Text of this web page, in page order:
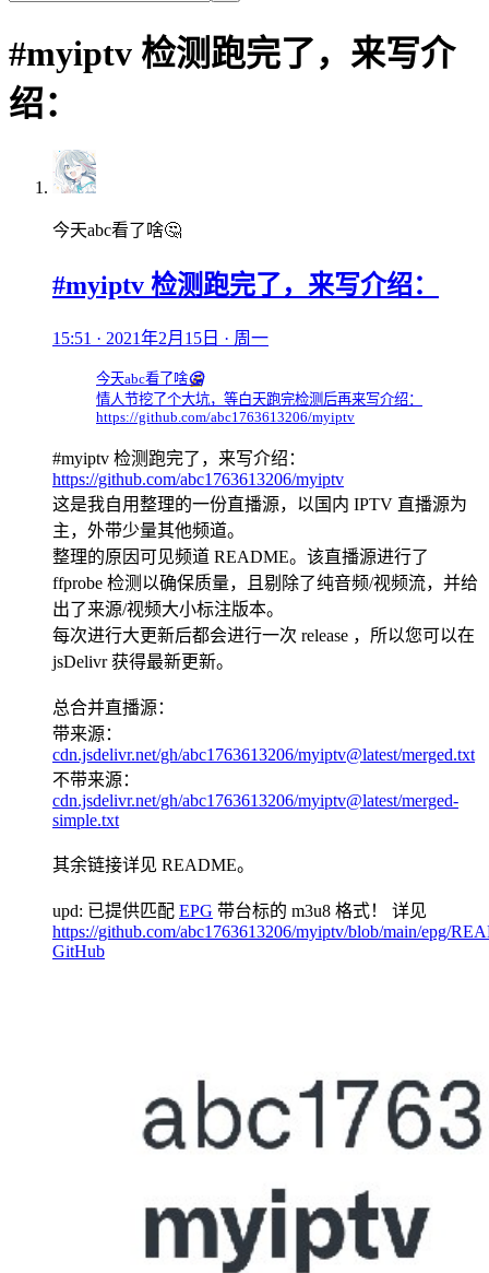
#myiptv 检测跑完了，来写介
绍：
今天abc看了啥🤔
#myiptv 检测跑完了，来写介绍：
15:51 · 2021年2月15日 · 周一
今天abc看了啥🤔
情人节挖了个大坑，等白天跑完检测后再来写介绍：
https://github.com/abc1763613206/myiptv
#myiptv 检测跑完了，来写介绍：
https://github.com/abc1763613206/myiptv
这是我自用整理的一份直播源，以国内 IPTV 直播源为
主，外带少量其他频道。
整理的原因可见频道 README。该直播源进行了
ffprobe 检测以确保质量，且剔除了纯音频/视频流，并给
出了来源/视频大小标注版本。
每次进行大更新后都会进行一次 release ，所以您可以在
jsDelivr 获得最新更新。
总合并直播源：
带来源：
cdn.jsdelivr.net/gh/abc1763613206/myiptv@latest/merged.txt
不带来源：
cdn.jsdelivr.net/gh/abc1763613206/myiptv@latest/merged-
simple.txt
其余链接详见 README。
upd: 已提供匹配 EPG 带台标的 m3u8 格式！ 详见
https://github.com/abc1763613206/myiptv/blob/main/epg/
GitHub